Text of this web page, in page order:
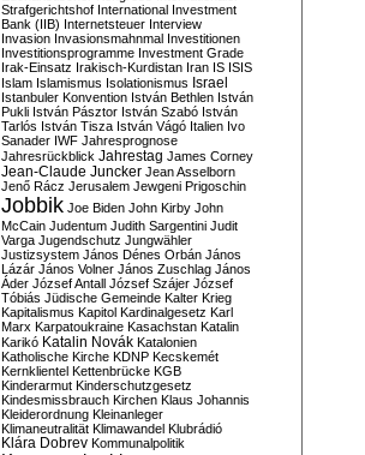
Strafgerichtshof International Investment
Bank (IIB) Internetsteuer Interview
Invasion Invasionsmahnmal Investitionen
Investitionsprogramme Investment Grade
Irak-Einsatz Irakisch-Kurdistan Iran IS ISIS
Islam Islamismus Isolationismus Israel
Istanbuler Konvention István Bethlen István
Pukli István Pásztor István Szabó István
Tarlós István Tisza István Vágó Italien Ivo
Sanader IWF Jahresprognose
Jahresrückblick Jahrestag James Corney
Jean-Claude Juncker Jean Asselborn
Jenő Rácz Jerusalem Jewgeni Prigoschin
Jobbik Joe Biden John Kirby John
McCain Judentum Judith Sargentini Judit
Varga Jugendschutz Jungwähler
Justizsystem János Dénes Orbán János
Lázár János Volner János Zuschlag János
Áder József Antall József Szájer József
Tóbiás Jüdische Gemeinde Kalter Krieg
Kapitalismus Kapitol Kardinalgesetz Karl
Marx Karpatoukraine Kasachstan Katalin
Karikó Katalin Novák Katalonien
Katholische Kirche KDNP Kecskemét
Kernklientel Kettenbrücke KGB
Kinderarmut Kinderschutzgesetz
Kindesmissbrauch Kirchen Klaus Johannis
Kleiderordnung Kleinanleger
Klimaneutralität Klimawandel Klubrádió
Klára Dobrev Kommunalpolitik